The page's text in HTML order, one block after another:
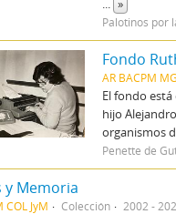
... »
Palotinos por
Fondo
AR BACPM MG
El fondo
hijo
organismos
Penette de
y Memoria
COL JyM Colección 2002 -